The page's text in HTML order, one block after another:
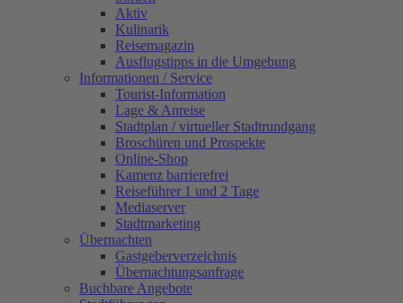
Aktiv
Kulinarik
Reisemagazin
Ausflugstipps in die Umgebung
Informationen / Service
Tourist-Information
Lage & Anreise
Stadtplan / virtueller Stadtrundgang
Broschüren und Prospekte
Online-Shop
Kamenz barrierefrei
Reiseführer 1 und 2 Tage
Mediaserver
Stadtmarketing
Übernachten
Gastgeberverzeichnis
Übernachtungsanfrage
Buchbare Angebote